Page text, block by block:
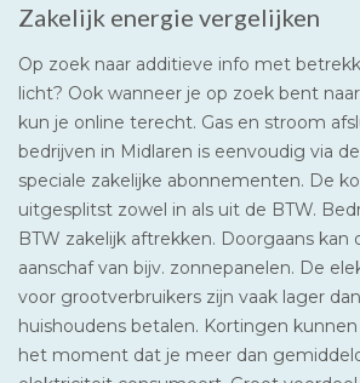
Zakelijk energie vergelijken
Op zoek naar additieve info met
licht? Ook wanneer je op zoek bent
kun je online terecht. Gas en stroom
bedrijven in Midlaren is eenvoudig via
speciale zakelijke abonnementen. De
uitgesplitst zowel in als uit de BTW.
BTW zakelijk aftrekken. Doorgaans kan
aanschaf van bijv. zonnepanelen. De
voor grootverbruikers zijn vaak lager
huishoudens betalen. Kortingen
het moment dat je meer dan